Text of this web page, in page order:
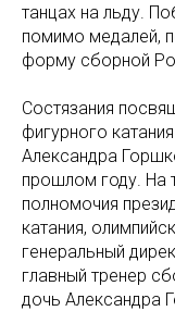
танцах на льду.
помимо медалей,
форму сборной
Состязания
фигурного
Александра
прошлом году. На
полномочия
катания,
генеральный
главный тренер
дочь Александра